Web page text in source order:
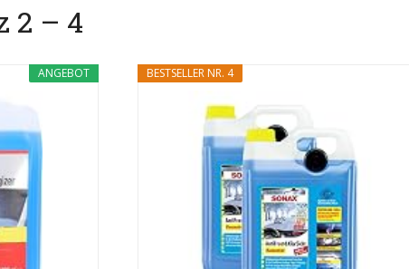
2 – 4
ANGEBOT BESTSELLER NR. 4